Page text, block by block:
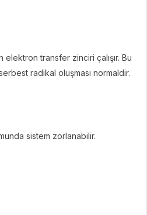
transfer zinciri çalışır. Bu
radikal oluşması normaldir.
sistem zorlanabilir.